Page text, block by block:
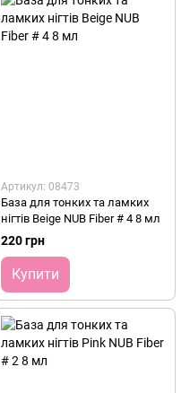
Артикул: 08473
База для тонких та ламких
нігтів Beige NUB Fiber # 4 8 мл
220 грн
Купити